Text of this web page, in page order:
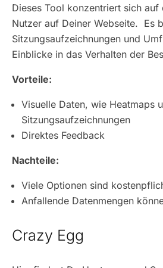
Dieses Tool konzentriert sich auf
Nutzer auf Deiner Webseite. Es
Sitzungsaufzeichnungen und
Einblicke in das Verhalten der
Vorteile:
Visuelle Daten, wie Heatmaps
Sitzungsaufzeichnungen
Direktes Feedback
Nachteile:
Viele Optionen sind
Anfallende Datenmengen
Crazy Egg